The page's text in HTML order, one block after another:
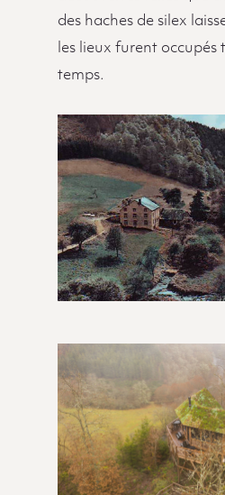
des haches de silex
les lieux furent occupés
temps.